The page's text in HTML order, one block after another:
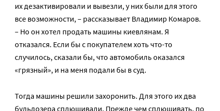
их дезактивировали и вывезли, у них были для этого
все возможности, – рассказывает Владимир Комаров.
– Но он хотел продать машины киевлянам. Я
отказался. Если бы с покупателем хоть что-то
случилось, сказали бы, что автомобиль оказался
«грязный», и на меня подали бы в суд.
Тогда машины решили захоронить. Для этого их два
бульдозера сплющивали. Прежде чем сплющивать, по